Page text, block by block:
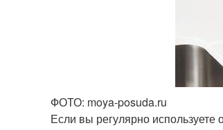
ФОТО: moya-posuda.ru
Если вы регулярно